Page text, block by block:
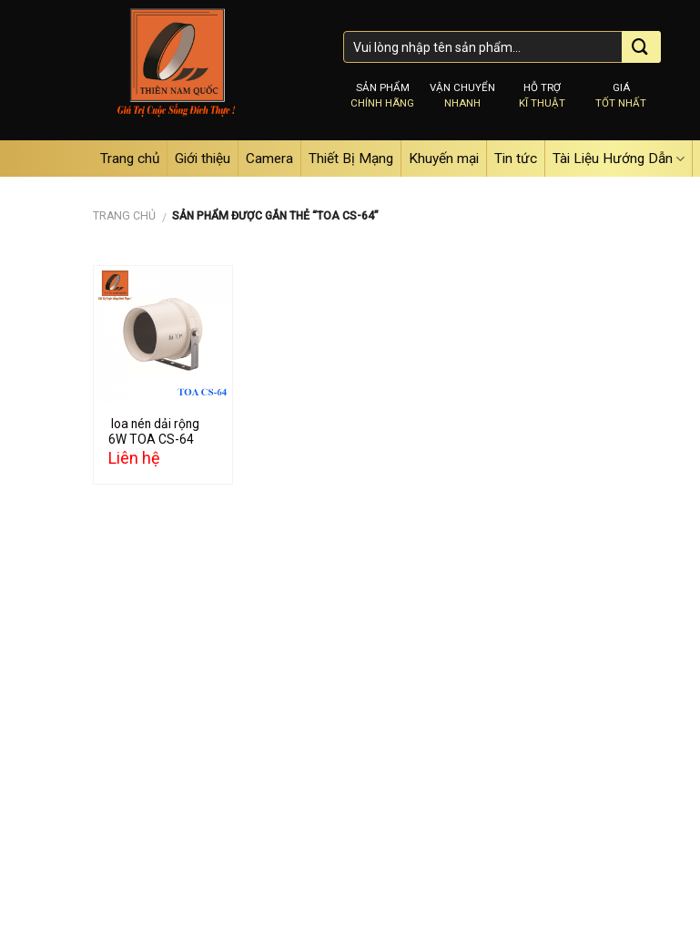
SẢN PHẨM
CHÍNH HÃNG
VẬN CHUYỂN
NHANH
HỖ TRỢ
KĨ THUẬT
GIÁ
TỐT NHẤT
Trang chủ Giới thiệu Camera Thiết Bị Mạng Khuyến mại Tin tức Tài Liệu Hướng Dẫn
TRANG CHỦ / SẢN PHẨM ĐƯỢC GẮN THẺ “TOA CS-64”
Add to
wishlist
loa nén dải rộng
6W TOA CS-64
Liên hệ